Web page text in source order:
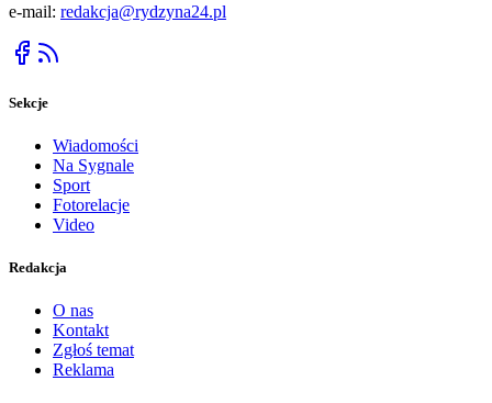
e-mail: redakcja@rydzyna24.pl
Sekcje
Wiadomości
Na Sygnale
Sport
Fotorelacje
Video
Redakcja
O nas
Kontakt
Zgłoś temat
Reklama